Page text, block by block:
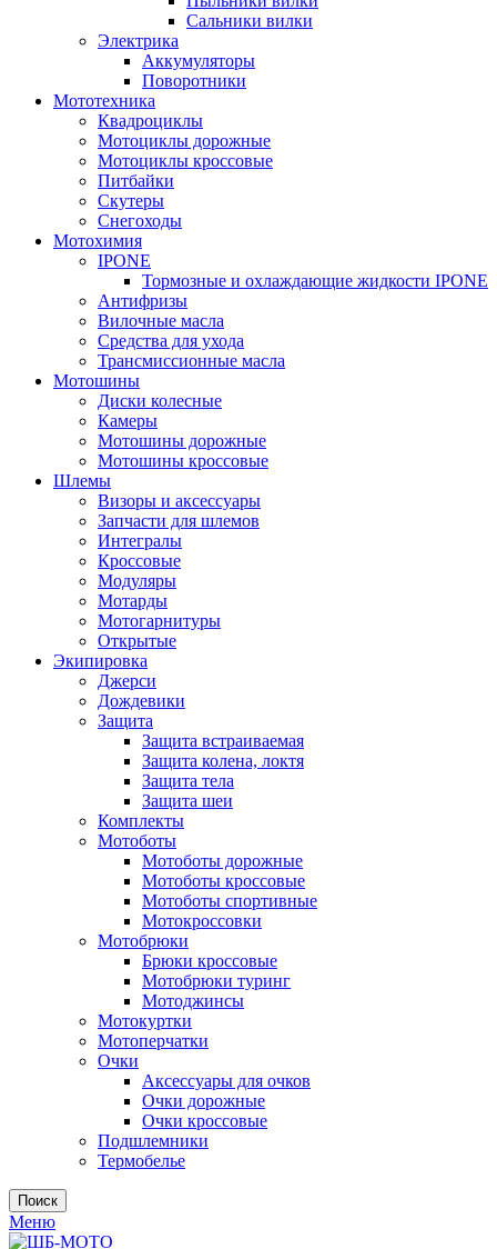
Сальники вилки
Электрика
Аккумуляторы
Поворотники
Мототехника
Квадроциклы
Мотоциклы дорожные
Мотоциклы кроссовые
Питбайки
Скутеры
Снегоходы
Мотохимия
IPONE
Тормозные и охлаждающие жидкости IPONE
Антифризы
Вилочные масла
Средства для ухода
Трансмиссионные масла
Мотошины
Диски колесные
Камеры
Мотошины дорожные
Мотошины кроссовые
Шлемы
Визоры и аксессуары
Запчасти для шлемов
Интегралы
Кроссовые
Модуляры
Мотарды
Мотогарнитуры
Открытые
Экипировка
Джерси
Дождевики
Защита
Защита встраиваемая
Защита колена, локтя
Защита тела
Защита шеи
Комплекты
Мотоботы
Мотоботы дорожные
Мотоботы кроссовые
Мотоботы спортивные
Мотокроссовки
Мотобрюки
Брюки кроссовые
Мотобрюки туринг
Мотоджинсы
Мотокуртки
Мотоперчатки
Очки
Аксессуары для очков
Очки дорожные
Очки кроссовые
Подшлемники
Термобелье
Поиск
Меню